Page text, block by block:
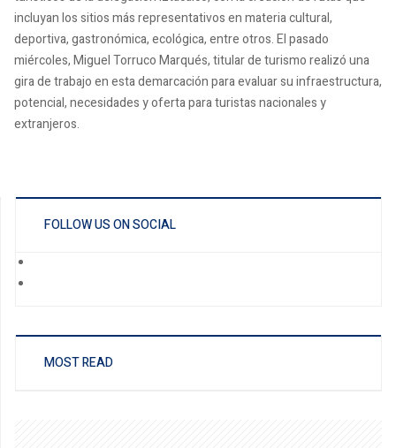
incluyan los sitios más representativos en materia cultural,
deportiva, gastronómica, ecológica, entre otros. El pasado
miércoles, Miguel Torruco Marqués, titular de turismo realizó una
gira de trabajo en esta demarcación para evaluar su infraestructura,
potencial, necesidades y oferta para turistas nacionales y
extranjeros.
FOLLOW US ON SOCIAL
MOST READ